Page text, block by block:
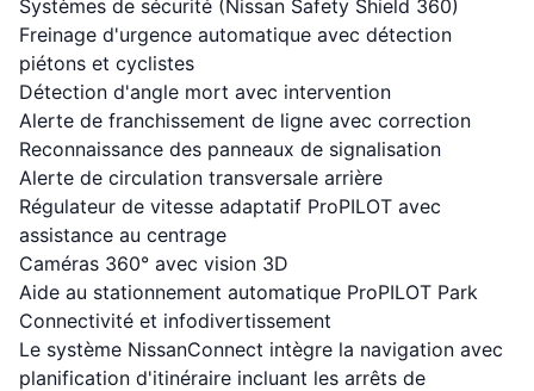
Systèmes de sécurité (Nissan Safety Shield 360)
Freinage d'urgence automatique avec détection
piétons et cyclistes
Détection d'angle mort avec intervention
Alerte de franchissement de ligne avec correction
Reconnaissance des panneaux de signalisation
Alerte de circulation transversale arrière
Régulateur de vitesse adaptatif ProPILOT avec
assistance au centrage
Caméras 360° avec vision 3D
Aide au stationnement automatique ProPILOT Park
Connectivité et infodivertissement
Le système NissanConnect intègre la navigation avec
planification d'itinéraire incluant les arrêts de